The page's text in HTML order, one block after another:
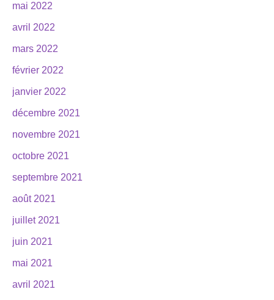
mai 2022
avril 2022
mars 2022
février 2022
janvier 2022
décembre 2021
novembre 2021
octobre 2021
septembre 2021
août 2021
juillet 2021
juin 2021
mai 2021
avril 2021